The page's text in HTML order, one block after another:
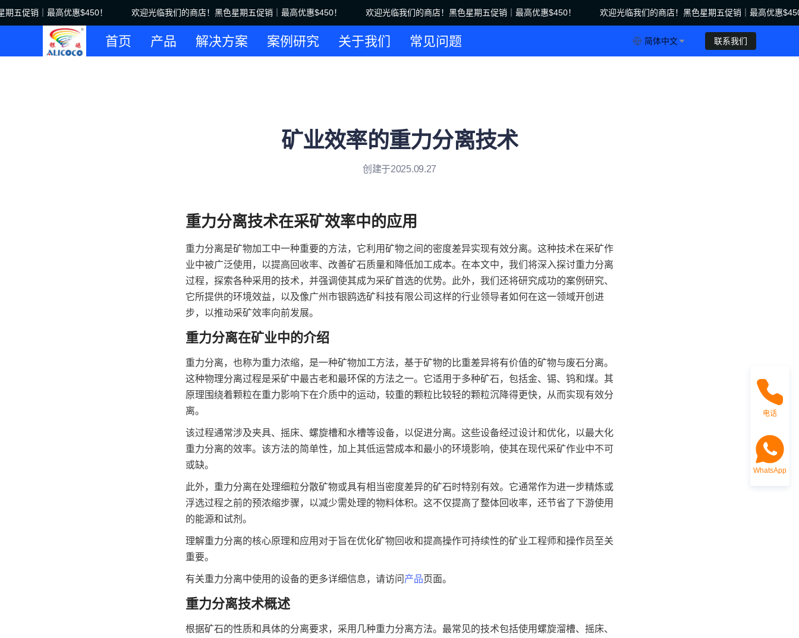
五促销｜最高优惠$450！ 欢迎光临我们的商店！黑色星期五促销｜最高优惠$450！ 欢迎光临我们的商店！黑色星期五促销｜最高优惠$450！
欢迎光临我们的商店！黑色星期五促销｜最高优惠$450
欢迎光临我们的商店！黑色星期五促销｜最高优惠$450！
首页 产品 解决方案 案例研究 关于我们 常见问题 简体中文 联系我们
矿业效率的重力分离技术
创建于2025.09.27
重力分离技术在采矿效率中的应用
重力分离是矿物加工中一种重要的方法，它利用矿物之间的密度差异实现有效分离。这种技术在采矿作
业中被广泛使用，以提高回收率、改善矿石质量和降低加工成本。在本文中，我们将深入探讨重力分离
过程，探索各种采用的技术，并强调使其成为采矿首选的优势。此外，我们还将研究成功的案例研究、
它所提供的环境效益，以及像广州市银鸥选矿科技有限公司这样的行业领导者如何在这一领域开创进
步，以推动采矿效率向前发展。
重力分离在矿业中的介绍
重力分离，也称为重力浓缩，是一种矿物加工方法，基于矿物的比重差异将有价值的矿物与废石分离。
这种物理分离过程是采矿中最古老和最环保的方法之一。它适用于多种矿石，包括金、锡、钨和煤。其
原理围绕着颗粒在重力影响下在介质中的运动，较重的颗粒比较轻的颗粒沉降得更快，从而实现有效分
离。
该过程通常涉及夹具、摇床、螺旋槽和水槽等设备，以促进分离。这些设备经过设计和优化，以最大化
重力分离的效率。该方法的简单性，加上其低运营成本和最小的环境影响，使其在现代采矿作业中不可
或缺。
此外，重力分离在处理细粒分散矿物或具有相当密度差异的矿石时特别有效。它通常作为进一步精炼或
浮选过程之前的预浓缩步骤，以减少需处理的物料体积。这不仅提高了整体回收率，还节省了下游使用
的能源和试剂。
理解重力分离的核心原理和应用对于旨在优化矿物回收和提高操作可持续性的矿业工程师和操作员至关
重要。
有关重力分离中使用的设备的更多详细信息，请访问产品页面。
重力分离技术概述
根据矿石的性质和具体的分离要求，采用几种重力分离方法。最常见的技术包括使用螺旋溜槽、摇床、
电话
WhatsApp